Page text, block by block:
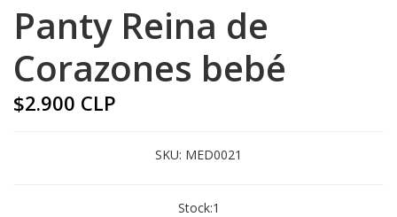
Panty Reina de
Corazones bebé
$2.900 CLP
SKU: MED0021
Stock:1